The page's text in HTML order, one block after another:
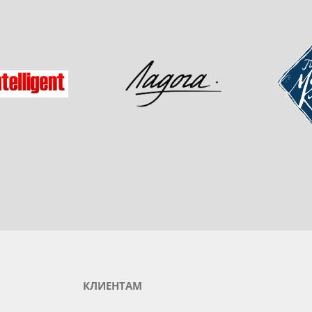
Ладога
КЛИЕНТАМ